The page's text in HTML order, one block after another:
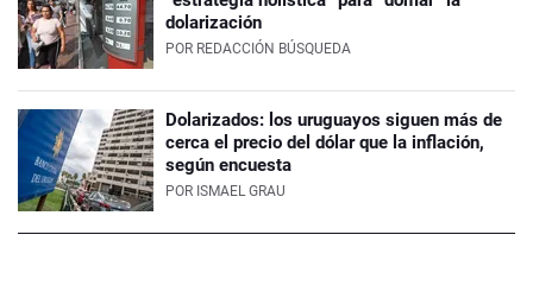
dolarización
POR REDACCIÓN BÚSQUEDA
Dolarizados: los uruguayos siguen más de
cerca el precio del dólar que la inflación,
según encuesta
POR ISMAEL GRAU